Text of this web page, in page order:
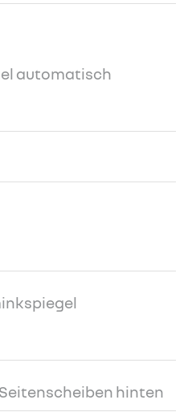
automatisch
hinten